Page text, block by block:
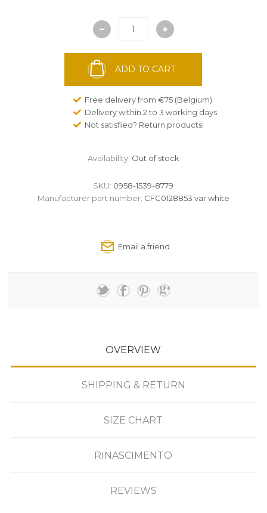
ADD TO CART
Free delivery from €75 (Belgium)
Delivery within 2 to 3 working days
Not satisfied? Return products!
Availability: Out of stock
SKU: 0958-1539-8779
Manufacturer part number: CFC0128853 var white
OVERVIEW
SHIPPING & RETURN
SIZE CHART
RINASCIMENTO
REVIEWS